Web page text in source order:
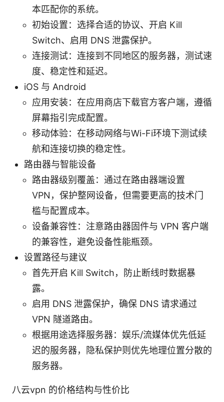
本匹配你的系统。
初始设置：选择合适的协议、开启 Kill
Switch、启用 DNS 泄露保护。
连接测试：连接到不同地区的服务器，测试速
度、稳定性和延迟。
iOS 与 Android
应用安装：在应用商店下载官方客户端，遵循
屏幕指引完成配置。
移动体验：在移动网络与Wi-Fi环境下测试续
航和连接切换的稳定性。
路由器与智能设备
路由器级别覆盖：通过在路由器端设置
VPN，保护整网设备，但需要更高的技术门
槛与配置成本。
设备兼容性：注意路由器固件与 VPN 客户端
的兼容性，避免设备性能瓶颈。
设置路径与建议
首先开启 Kill Switch，防止断线时数据暴
露。
启用 DNS 泄露保护，确保 DNS 请求通过
VPN 隧道路由。
根据用途选择服务器：娱乐/流媒体优先低延
迟的服务器，隐私保护则优先地理位置分散的
服务器。
八云vpn 的价格结构与性价比